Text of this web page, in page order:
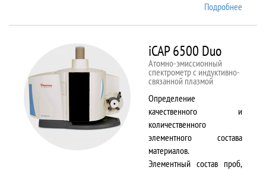
Подробнее
iCAP 6500 Duo
Атомно-эмиссионный
спектрометр с индуктивно-
связанной плазмой
Определение
качественного и
количественного
элементного состава
материалов.
Элементный состав проб,